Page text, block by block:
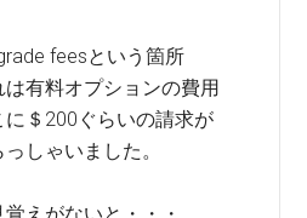
feesという箇所
有料オプションの費用
＄200ぐらいの請求が
しゃいました。